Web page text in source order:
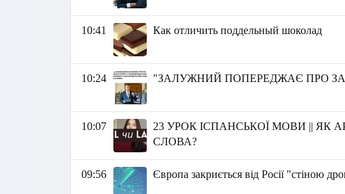
10:41 Как отличить поддельный шоколад
10:24 "ЗАЛУЖНИЙ ПОПЕРЕДЖАЄ ПРО
10:07
23 УРОК ІСПАНСЬКОЇ МОВИ || ЯК
СЛОВА?
09:56 Європа закриється від Росії "стіною